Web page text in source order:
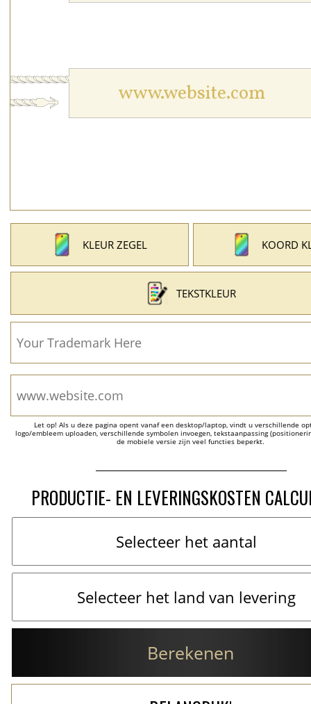
KLEUR ZEGEL KOORD
TEKSTKLEUR
Let op! Als u deze pagina opent vanaf een desktop/laptop, vindt u verschillende
logo/embleem uploaden, verschillende symbolen invoegen, tekstaanpassing
de mobiele versie zijn veel functies beperkt.
PRODUCTIE- EN LEVERINGSKOSTEN
Berekenen